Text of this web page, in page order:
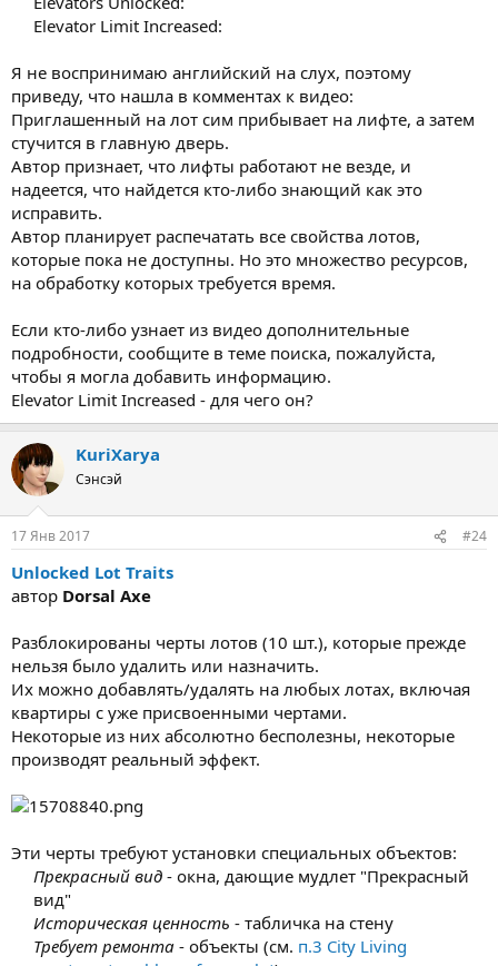
Elevator Limit Increased:​
Я не воспринимаю английский на слух, поэтому
приведу, что нашла в комментах к видео:
Приглашенный на лот сим прибывает на лифте, а затем
стучится в главную дверь.
Автор признает, что лифты работают не везде, и
надеется, что найдется кто-либо знающий как это
исправить.
Автор планирует распечатать все свойства лотов,
которые пока не доступны. Но это множество ресурсов,
на обработку которых требуется время.
Если кто-либо узнает из видео дополнительные
подробности, сообщите в теме поиска, пожалуйста,
чтобы я могла добавить информацию.
Elevator Limit Increased - для чего он?
KuriXarya
Сэнсэй
17 Янв 2017 #24
Unlocked Lot Traits
автор Dorsal Axe
Разблокированы черты лотов (10 шт.), которые прежде
нельзя было удалить или назначить.
Их можно добавлять/удалять на любых лотах, включая
квартиры с уже присвоенными чертами.
Некоторые из них абсолютно бесполезны, некоторые
производят реальный эффект.
Эти черты требуют установки специальных объектов:
Прекрасный вид - окна, дающие мудлет "Прекрасный
вид"
Историческая ценность - табличка на стену
Требует ремонта - объекты (см. п.3 City Living